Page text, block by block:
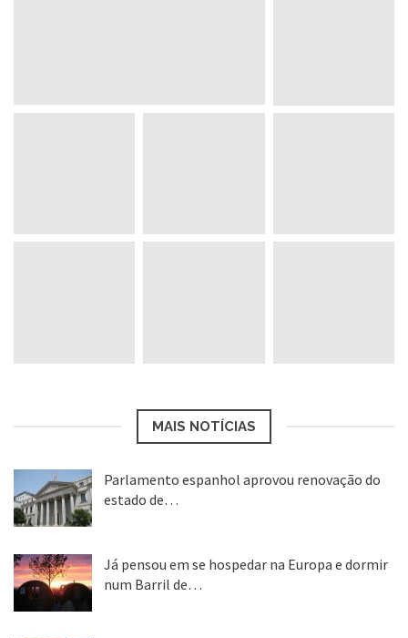
MAIS NOTÍCIAS
Parlamento espanhol aprovou renovação do
estado de…
Já pensou em se hospedar na Europa e dormir
num Barril de…